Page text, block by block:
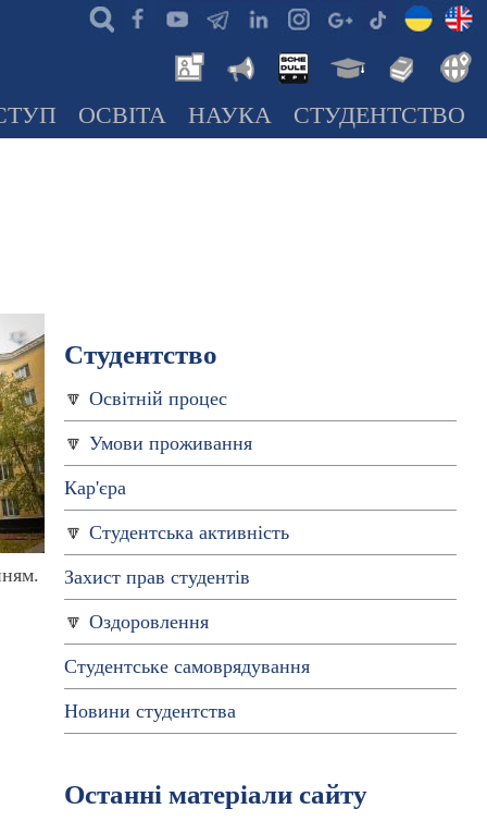
ОСВІТА НАУКА СТУДЕНТСТВО
Студентство
Освітній процес
Умови проживання
Кар'єра
Студентська активність
Захист прав студентів
Оздоровлення
Студентське самоврядування
Новини студентства
Останні матеріали сайту